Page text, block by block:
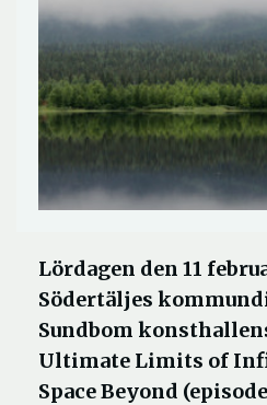
Lördagen den 11
Södertäljes
Sundbom
Ultimate Limits of
Space Beyond